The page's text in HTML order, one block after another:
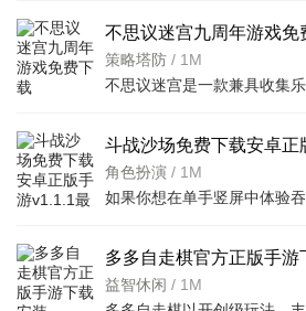
不思议迷宫九周年游戏免
v0.8.260721.05-0.0.4九游
策略塔防 / 1M
斗战沙场免费下载安卓正
最新版
角色扮演 / 1M
多多自走棋官方正版手游
v2.41.2官方版
益智休闲 / 1M